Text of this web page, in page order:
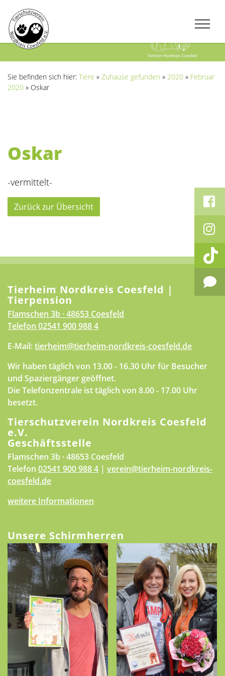
Sie befinden sich hier: Tiere » Zuhause gefunden » 2020 » Februar
2020 » Oskar
Oskar
-vermittelt-
Zurück zur Übersicht
Tierheim Nordkreis Coesfeld |
Tierpension
Flamschen 3b · 48653 Coesfeld
Telefon 02541 900 988 4
E-Mail:tierheim@tierheim-nordkreis-coesfeld.de
Wir haben täglich von 13.00 - 16.30 Uhr für Besucher
und Spaziergänger geöffnet.
Die Telefonzentrale ist täglich von 8.00 - 17.00 Uhr
besetzt.
Tierschutzverein Nordkreis Coesfeld
e.V.
Geschäftsstelle
Flamschen 3b · 48653 Coesfeld
Telefon 02541 900 988 4 | verein@tierheim-nordkreis-
coesfeld.de
weitere Informationen
Unsere Schirmherren